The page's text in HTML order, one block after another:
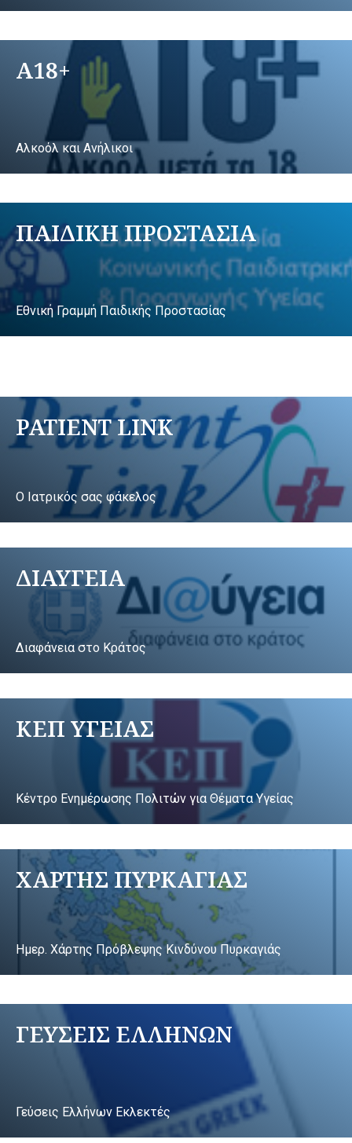
A18+
Αλκοόλ και Ανήλικοι
ΠΑΙΔΙΚΗ ΠΡΟΣΤΑΣΙΑ
Εθνική Γραμμή Παιδικής Προστασίας
PATIENT LINK
Ο Ιατρικός σας φάκελος
ΔΙΑΥΓΕΙΑ
Διαφάνεια στο Κράτος
ΚΕΠ ΥΓΕΙΑΣ
Κέντρο Ενημέρωσης Πολιτών για Θέματα Υγείας
ΧΑΡΤΗΣ ΠΥΡΚΑΓΙΑΣ
Ημερ. Χάρτης Πρόβλεψης Κινδύνου Πυρκαγιάς
ΓΕΥΣΕΙΣ ΕΛΛΗΝΩΝ
Γεύσεις Ελλήνων Εκλεκτές